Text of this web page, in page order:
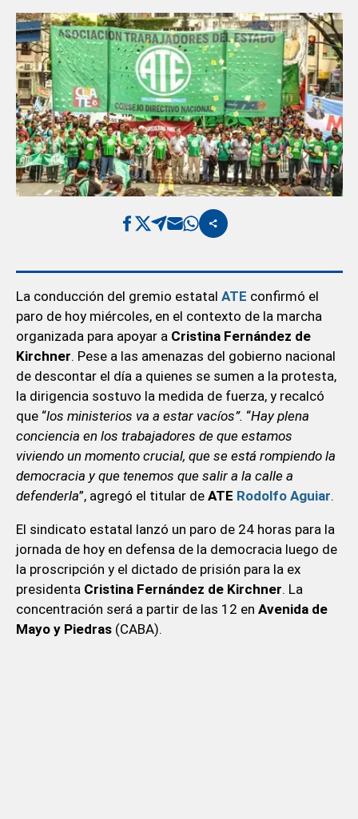
La conducción del gremio estatal ATE confirmó el
paro de hoy miércoles, en el contexto de la marcha
organizada para apoyar a Cristina Fernández de
Kirchner. Pese a las amenazas del gobierno nacional
de descontar el día a quienes se sumen a la protesta,
la dirigencia sostuvo la medida de fuerza, y recalcó
que “los ministerios va a estar vacíos”. “Hay plena
conciencia en los trabajadores de que estamos
viviendo un momento crucial, que se está rompiendo la
democracia y que tenemos que salir a la calle a
defenderla”, agregó el titular de ATE Rodolfo Aguiar.
El sindicato estatal lanzó un paro de 24 horas para la
jornada de hoy en defensa de la democracia luego de
la proscripción y el dictado de prisión para la ex
presidenta Cristina Fernández de Kirchner. La
concentración será a partir de las 12 en Avenida de
Mayo y Piedras(CABA).